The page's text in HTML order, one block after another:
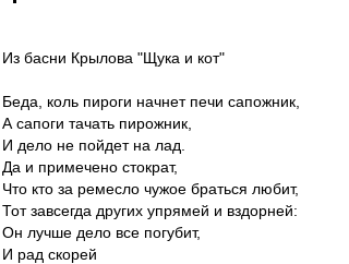
Из басни Крылова "Щука и кот"
Беда, коль пироги начнет печи сапожник,
А сапоги тачать пирожник,
И дело не пойдет на лад.
Да и примечено стократ,
Что кто за ремесло чужое браться любит,
Тот завсегда других упрямей и вздорней:
Он лучше дело все погубит,
И рад скорей